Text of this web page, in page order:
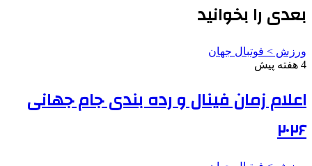
بعدی را بخوانید
ورزش > فوتبال جهان
4 هفته پیش
اعلام زمان فینال و رده بندی جام جهانی
۲۰۲۶